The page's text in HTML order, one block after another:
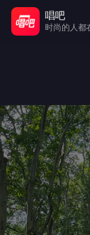
唱吧
时尚的人都